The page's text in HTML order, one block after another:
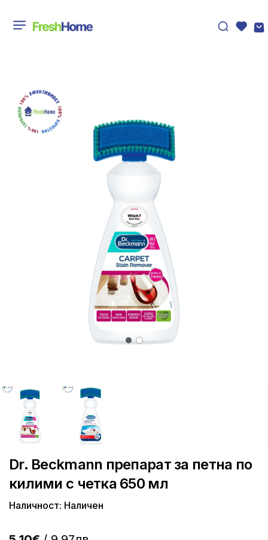
Dr. Beckmann препарат за петна по
килими с четка 650 мл
Наличност: Наличен